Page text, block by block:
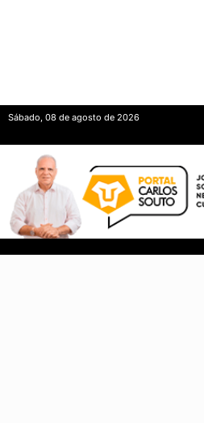
Sábado, 08 de agosto de 2026